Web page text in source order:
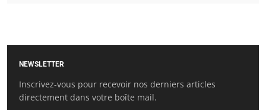
NEWSLETTER
Inscrivez-vous pour recevoir nos derniers articles
directement dans votre boîte mail.